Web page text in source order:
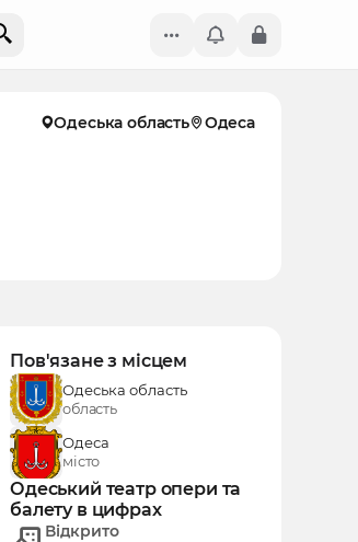
Одеська область Одеса
Пов'язане з місцем
Одеська область
область
Одеса
місто
Одеський театр опери та
балету в цифрах
Відкрито